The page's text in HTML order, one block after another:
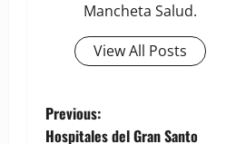
Mancheta Salud.
View All Posts
P
Previous:
Hospitales del Gran Santo